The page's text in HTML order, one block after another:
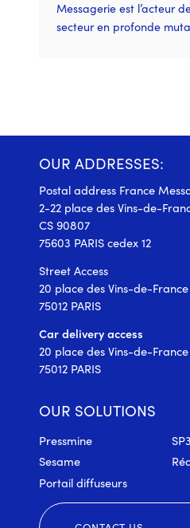
Messagerie est l’acteur
secteur en profonde
OUR ADDRESSES:
Postal address France
2-22 place des Vins-de-
CS 90807
75603 PARIS cedex 12
Street Access
20 place des Vins-de-France
75012 PARIS
Car delivery access
20 place des Vins-de-France
75012 PARIS
OUR SOLUTIONS
Pressmine
Sesame
Portail diffuseurs